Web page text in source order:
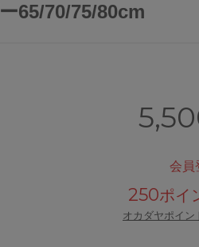
65/70/75/80cm
会員
250ポイ
オカダヤポイン